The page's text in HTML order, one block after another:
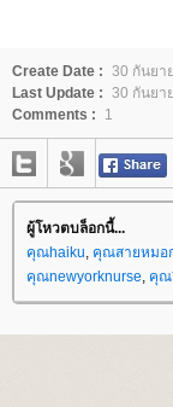
Create Date : 30 กันยา
Last Update : 30 กันยา
Comments :
1
ผู้โหวตบล็อกนี้...
คุณhaiku, คุณสายหมอ
คุณnewyorknurse, คุณ